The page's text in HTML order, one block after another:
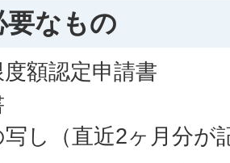
要なもの
額認定申請書
写し（直近2ヶ月分が